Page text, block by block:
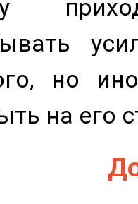
но
на его